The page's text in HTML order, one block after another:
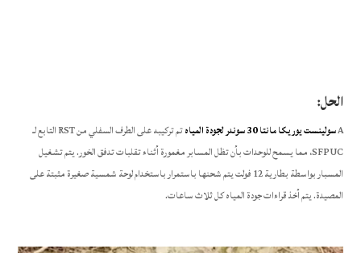
الحل:
Aسولينست يوريكا مانتا 30 سوندر لجودة المياه
تم تركيبه على الطرف السفلي من RST التابع لـ
SFPUC، مما يسمح للوحدات بأن تظل المسابر مغمورة أثناء تقلبات تدفق الخور. يتم تشغيل
المسبار بواسطة بطارية 12 فولت يتم شحنها باستمرار باستخدام لوحة شمسية صغيرة مثبتة على
المصيدة. يتم أخذ قراءات جودة المياه كل ثلاث ساعات.